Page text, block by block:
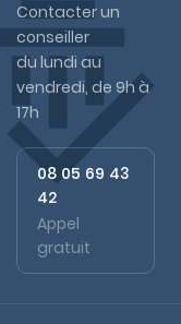
Contacter un
conseiller
du lundi au
vendredi, de 9h à
17h
08 05 69 43
42
Appel
gratuit